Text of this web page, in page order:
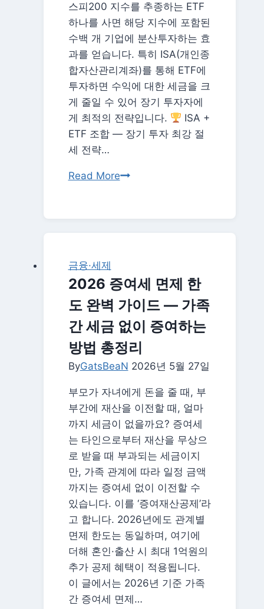
스피200 지수를 추종하는 ETF
하나를 사면 해당 지수에 포함된
수백 개 기업에 분산투자하는 효
과를 얻습니다. 특히 ISA(개인종
합자산관리계좌)를 통해 ETF에
투자하면 수익에 대한 세금을 크
게 줄일 수 있어 장기 투자자에
게 최적의 전략입니다.
ISA +
ETF 조합 — 장기 투자 최강 절
세 전략…
Read More2026
ISA
계
좌
로
S&P500·
코
피
ETF
세
금
없
이
투
자
하
는
법
금융·세제
2026 증여세 면제 한
도 완벽 가이드 — 가족
간 세금 없이 증여하는
방법 총정리
ByGatsBeaN 2026년 5월 27일
부모가 자녀에게 돈을 줄 때, 부
부간에 재산을 이전할 때, 얼마
까지 세금이 없을까요? 증여세
는 타인으로부터 재산을 무상으
로 받을 때 부과되는 세금이지
만, 가족 관계에 따라 일정 금액
까지는 증여세 없이 이전할 수
있습니다. 이를 ‘증여재산공제’라
고 합니다. 2026년에도 관계별
면제 한도는 동일하며, 여기에
더해 혼인·출산 시 최대 1억원의
추가 공제 혜택이 적용됩니다.
이 글에서는 2026년 기준 가족
간 증여세 면제…